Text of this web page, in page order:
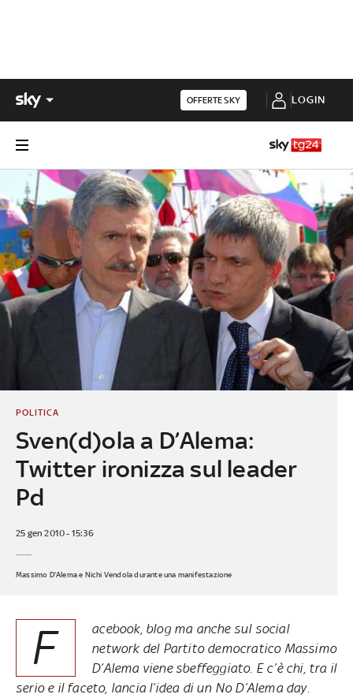
OFFERTE SKY LOGIN
Sven(d)ola a D’Alema:
Twitter ironizza sul leader
Pd
POLITICA
25 gen 2010 - 15:36
Massimo D'Alema e Nichi Vendola durante una manifestazione
F
acebook, blog ma anche sul social
network del Partito democratico Massimo
D’Alema viene sbeffeggiato. E c’è chi, tra il
serio e il faceto, lancia l’idea di un No D’Alema day.